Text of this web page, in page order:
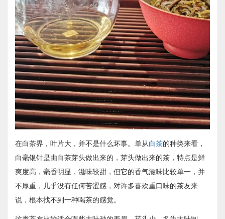
在白茶界，叶片大，并不是什么坏事。单从白茶的种类来看，
白毫银针是由白茶芽头做出来的，芽头做出来的茶，特点是鲜
爽度高，毫香明显，滋味较甜，但它的香气滋味比较单一，并
不厚重，几乎没有任何苦涩感，对许多喜欢重口味的茶友来
说，根本找不到一种喝茶的感觉。